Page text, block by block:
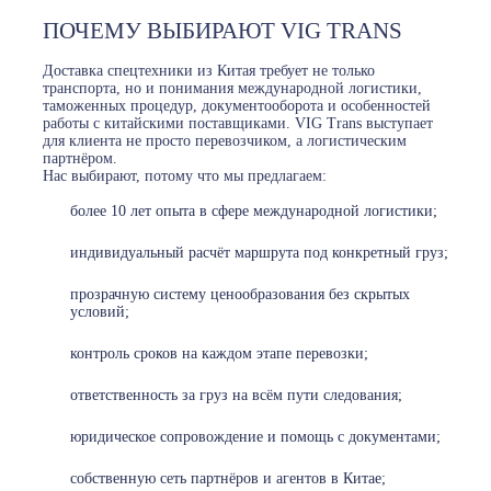
ПОЧЕМУ ВЫБИРАЮТ VIG TRANS
Доставка спецтехники из Китая требует не только
транспорта, но и понимания международной логистики,
таможенных процедур, документооборота и особенностей
работы с китайскими поставщиками. VIG Trans выступает
для клиента не просто перевозчиком, а логистическим
партнёром.
Нас выбирают, потому что мы предлагаем:
более 10 лет опыта в сфере международной логистики;
индивидуальный расчёт маршрута под конкретный груз;
прозрачную систему ценообразования без скрытых
условий;
контроль сроков на каждом этапе перевозки;
ответственность за груз на всём пути следования;
юридическое сопровождение и помощь с документами;
собственную сеть партнёров и агентов в Китае;